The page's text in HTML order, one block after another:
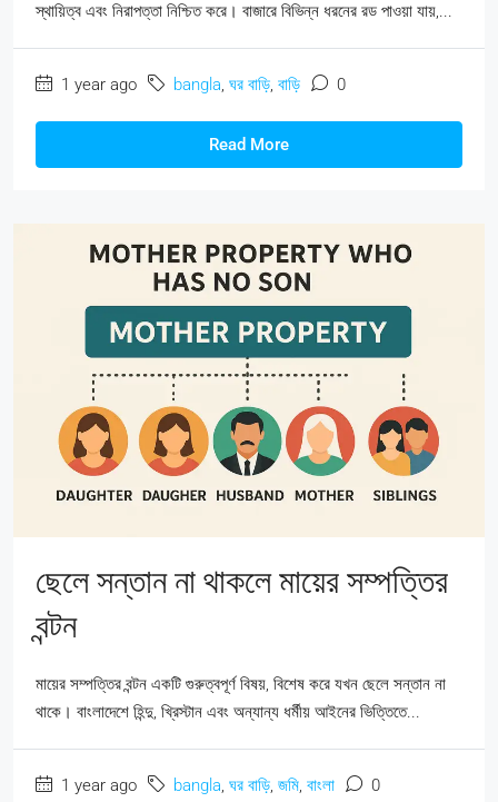
স্থায়িত্ব এবং নিরাপত্তা নিশ্চিত করে। বাজারে বিভিন্ন ধরনের রড পাওয়া যায়,...
1 year ago bangla, ঘর বাড়ি, বাড়ি 0
Read More
ছেলে সন্তান না থাকলে মায়ের সম্পত্তির
বন্টন
মায়ের সম্পত্তির বন্টন একটি গুরুত্বপূর্ণ বিষয়, বিশেষ করে যখন ছেলে সন্তান না
থাকে। বাংলাদেশে হিন্দু, খ্রিস্টান এবং অন্যান্য ধর্মীয় আইনের ভিত্তিতে...
1 year ago bangla, ঘর বাড়ি, জমি, বাংলা 0